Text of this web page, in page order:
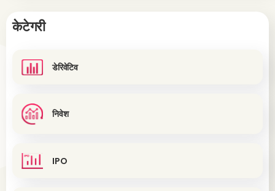
केटेगरी
डेरिवेटिव
निवेश
IPO